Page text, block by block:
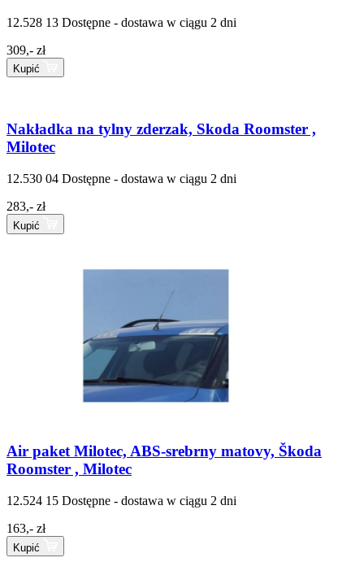
12.528 13 Dostępne - dostawa w ciągu 2 dni
309,- zł
Kupić
Nakładka na tylny zderzak, Skoda Roomster ,
Milotec
12.530 04 Dostępne - dostawa w ciągu 2 dni
283,- zł
Kupić
Air paket Milotec, ABS-srebrny matovy, Škoda
Roomster , Milotec
12.524 15 Dostępne - dostawa w ciągu 2 dni
163,- zł
Kupić